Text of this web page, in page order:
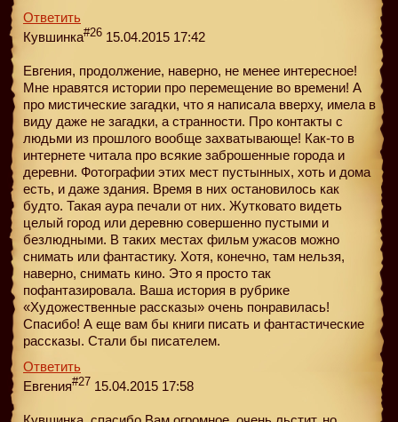
Ответить
Кувшинка#26 15.04.2015 17:42
Евгения, продолжение, наверно, не менее интересное!
Мне нравятся истории про перемещение во времени! А
про мистические загадки, что я написала вверху, имела в
виду даже не загадки, а странности. Про контакты с
людьми из прошлого вообще захватывающе! Как-то в
интернете читала про всякие заброшенные города и
деревни. Фотографии этих мест пустынных, хоть и дома
есть, и даже здания. Время в них остановилось как
будто. Такая аура печали от них. Жутковато видеть
целый город или деревню совершенно пустыми и
безлюдными. В таких местах фильм ужасов можно
снимать или фантастику. Хотя, конечно, там нельзя,
наверно, снимать кино. Это я просто так
пофантазировала. Ваша история в рубрике
«Художественные рассказы» очень понравилась!
Спасибо! А еще вам бы книги писать и фантастические
рассказы. Стали бы писателем.
Ответить
Евгения#27 15.04.2015 17:58